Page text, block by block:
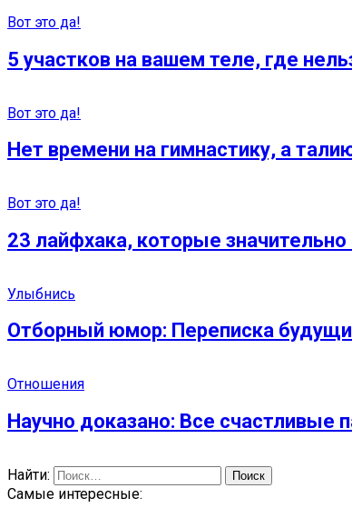
Вот это да!
5 участков на вашем теле, где
Вот это да!
Нет времени на гимнастику, а
Вот это да!
23 лайфхака, которые
Улыбнись
Отборный юмор: Переписка
Отношения
Научно доказано: Все счастливые
Найти:
Самые интересные: